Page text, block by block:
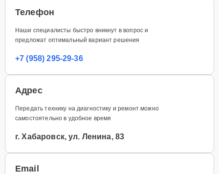
Телефон
Наши специалисты быстро вникнут в вопрос и
предложат оптимальный вариант решения
+7 (958) 295-29-36
Адрес
Передать технику на диагностику и ремонт можно
самостоятельно в удобное время
г. Хабаровск, ул. Ленина, 83
Email